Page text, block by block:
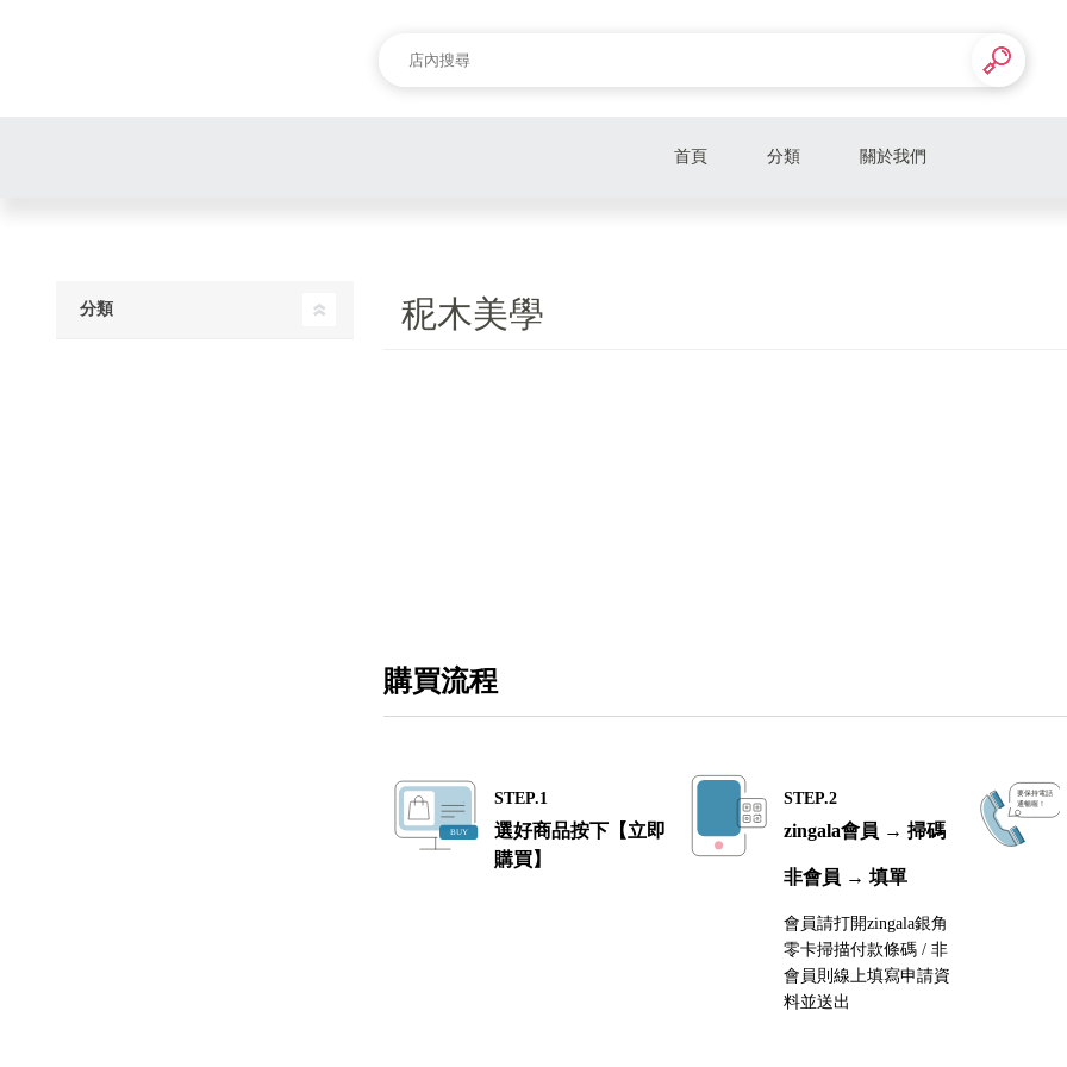
首頁 分類 關於我們
秜木美學
購買流程
STEP.1
選好商品按下【立即
購買】
STEP.2
zingala會員 → 掃碼
非會員 → 填單
會員請打開zingala銀角
零卡掃描付款條碼 / 非
會員則線上填寫申請資
料並送出
分類